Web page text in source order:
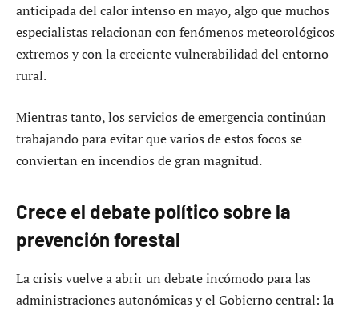
anticipada del calor intenso en mayo, algo que muchos
especialistas relacionan con fenómenos meteorológicos
extremos y con la creciente vulnerabilidad del entorno
rural.
Mientras tanto, los servicios de emergencia continúan
trabajando para evitar que varios de estos focos se
conviertan en incendios de gran magnitud.
Crece el debate político sobre la
prevención forestal
La crisis vuelve a abrir un debate incómodo para las
administraciones autonómicas y el Gobierno central: la